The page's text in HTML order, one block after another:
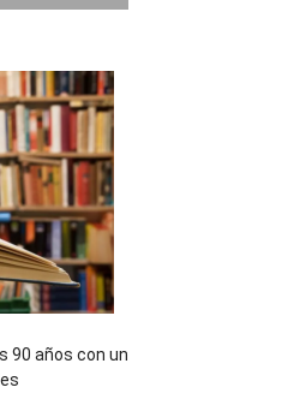
90 años con un